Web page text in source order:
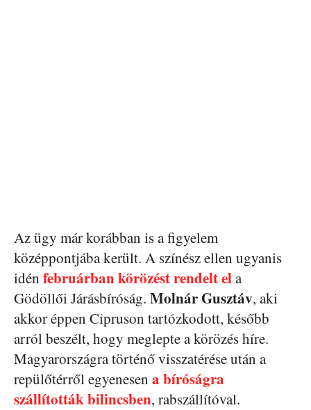
Az ügy már korábban is a figyelem
középpontjába került. A színész ellen ugyanis
idén februárban körözést rendelt ela
Gödöllői Járásbíróság. Molnár Gusztáv, aki
akkor éppen Cipruson tartózkodott, később
arról beszélt, hogy meglepte a körözés híre.
Magyarországra történő visszatérése után a
repülőtérről egyenesen a bíróságra
szállították bilincsben, rabszállítóval.